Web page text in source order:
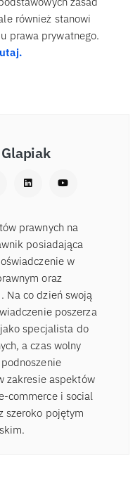
również stanowi
prawa prywatnego.
prawnych na
posiadająca
w
oraz
Na co dzień swoją
poszerza
specjalista do
a czas wolny
zakresie aspektów
commerce i social
szeroko pojętym